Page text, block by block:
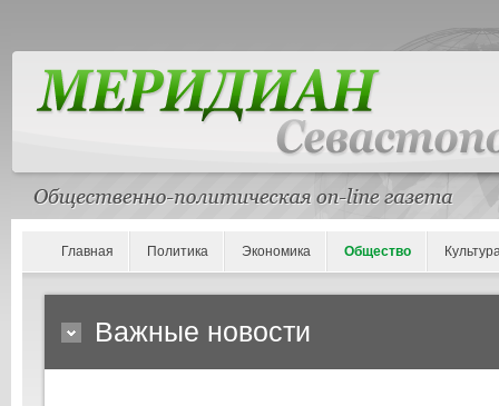
Главная Политика Экономика Общество
Важные новости